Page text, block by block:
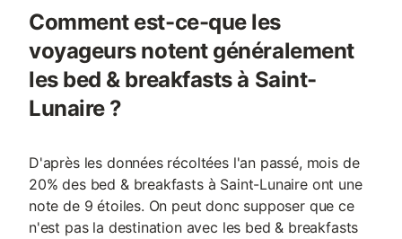
Comment est-ce-que les
voyageurs notent généralement
les bed & breakfasts à Saint-
Lunaire ?
D'après les données récoltées l'an passé, mois de
20% des bed & breakfasts à Saint-Lunaire ont une
note de 9 étoiles. On peut donc supposer que ce
n'est pas la destination avec les bed & breakfasts